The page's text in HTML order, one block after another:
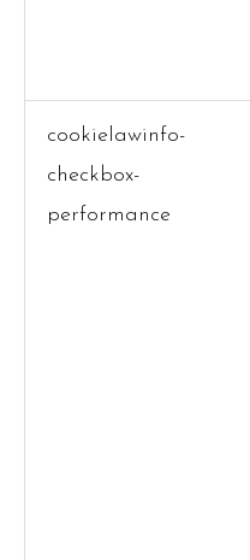
cookielawinfo-
checkbox-
performance